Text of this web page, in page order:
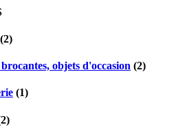
(2)
objets d'occasion (2)
(1)